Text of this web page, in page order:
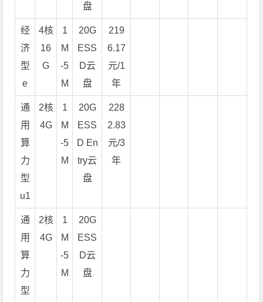
盘
经
济
型
e
4核
16
G
1
M
-5
M
20G
ESS
D云
盘
219
6.17
元/1
年
通
用
算
力
型
u1
2核
4G
1
M
-5
M
20G
ESS
D En
try云
盘
228
2.83
元/3
年
通
用
算
力
型
2核
4G
1
M
-5
M
20G
ESS
D云
盘